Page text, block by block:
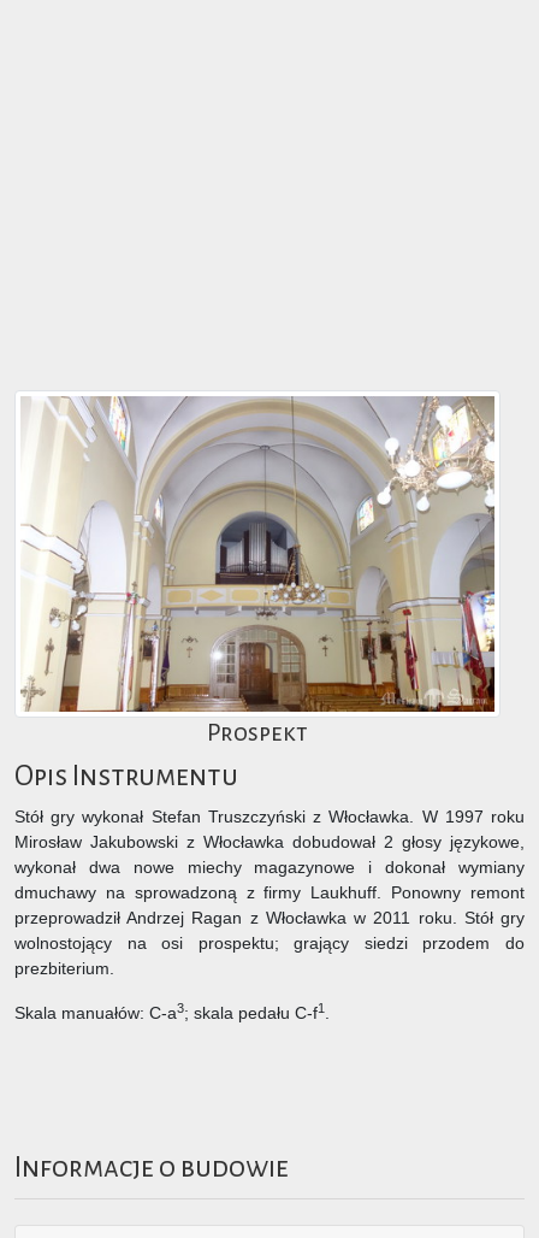
Prospekt
Opis Instrumentu
Stół gry wykonał Stefan Truszczyński z Włocławka. W 1997 roku
Mirosław Jakubowski z Włocławka dobudował 2 głosy językowe,
wykonał dwa nowe miechy magazynowe i dokonał wymiany
dmuchawy na sprowadzoną z firmy Laukhuff. Ponowny remont
przeprowadził Andrzej Ragan z Włocławka w 2011 roku. Stół gry
wolnostojący na osi prospektu; grający siedzi przodem do
prezbiterium.
Skala manuałów: C-a3; skala pedału C-f1
Informacje o budowie